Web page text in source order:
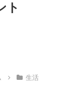
ト
生活